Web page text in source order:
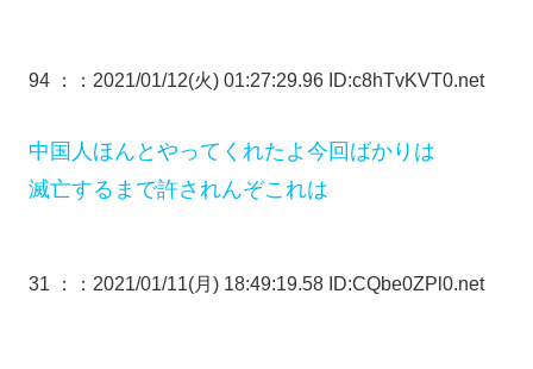
94 ： ：2021/01/12(火) 01:27:29.96 ID:c8hTvKVT0.net
中国人ほんとやってくれたよ今回ばかりは
滅亡するまで許されんぞこれは
31 ： ：2021/01/11(月) 18:49:19.58 ID:CQbe0ZPl0.net